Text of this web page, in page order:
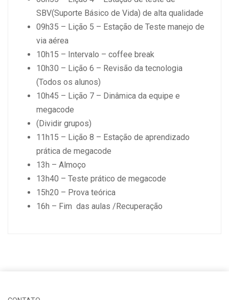
SBV(Suporte Básico de Vida) de alta qualidade
09h35 – Lição 5 – Estação de Teste manejo de
via aérea
10h15 – Intervalo – coffee break
10h30 – Lição 6 – Revisão da tecnologia
(Todos os alunos)
10h45 – Lição 7 – Dinâmica da equipe e
megacode
(Dividir grupos)
11h15 – Lição 8 – Estação de aprendizado
prática de megacode
13h – Almoço
13h40 – Teste prático de megacode
15h20 – Prova teórica
16h – Fim das aulas /Recuperação